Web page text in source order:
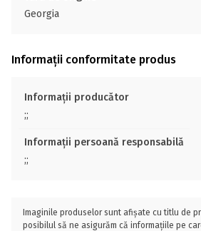
Georgia
Informații conformitate produs
Informații producător
;;
Informații persoană responsabilă
;;
Imaginile produselor sunt afișate cu titlu de
posibilul să ne asigurăm că informațiile pe